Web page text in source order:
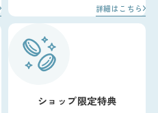
詳細はこちら
ショップ限定特典